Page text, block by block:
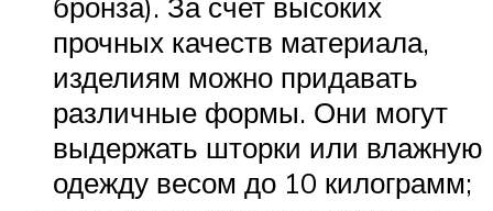
прочных качеств материала,
изделиям можно придавать
различные формы. Они могут
выдержать шторки или влажную
одежду весом до 10 килограмм;